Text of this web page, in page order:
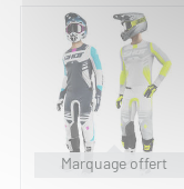
Marquage offert